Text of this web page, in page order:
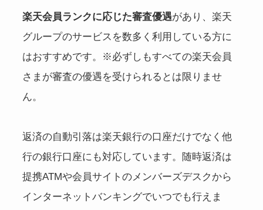
楽天会員ランクに応じた審査優遇があり、楽天
グループのサービスを数多く利用している方に
はおすすめです。※必ずしもすべての楽天会員
さまが審査の優遇を受けられるとは限りませ
ん。
返済の自動引落は楽天銀行の口座だけでなく他
行の銀行口座にも対応しています。随時返済は
提携ATMや会員サイトのメンバーズデスクから
インターネットバンキングでいつでも行えま